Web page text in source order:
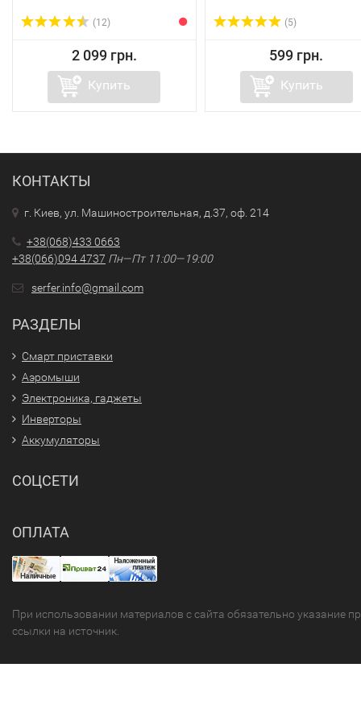
(12)
2 099 грн.
Купить
(5)
599 грн.
Купить
КОНТАКТЫ
г. Киев, ул. Машиностроительная, д.37, оф. 214
+38(068)433 0663
+38(066)094 4737 Пн—Пт 11:00—19:00
serfer.info@gmail.com
РАЗДЕЛЫ
Смарт приставки
Аэромыши
Электроника, гаджеты
Инверторы
Аккумуляторы
СОЦСЕТИ
ОПЛАТА
При использовании материалов с сайта обязательно указание
ссылки на источник.